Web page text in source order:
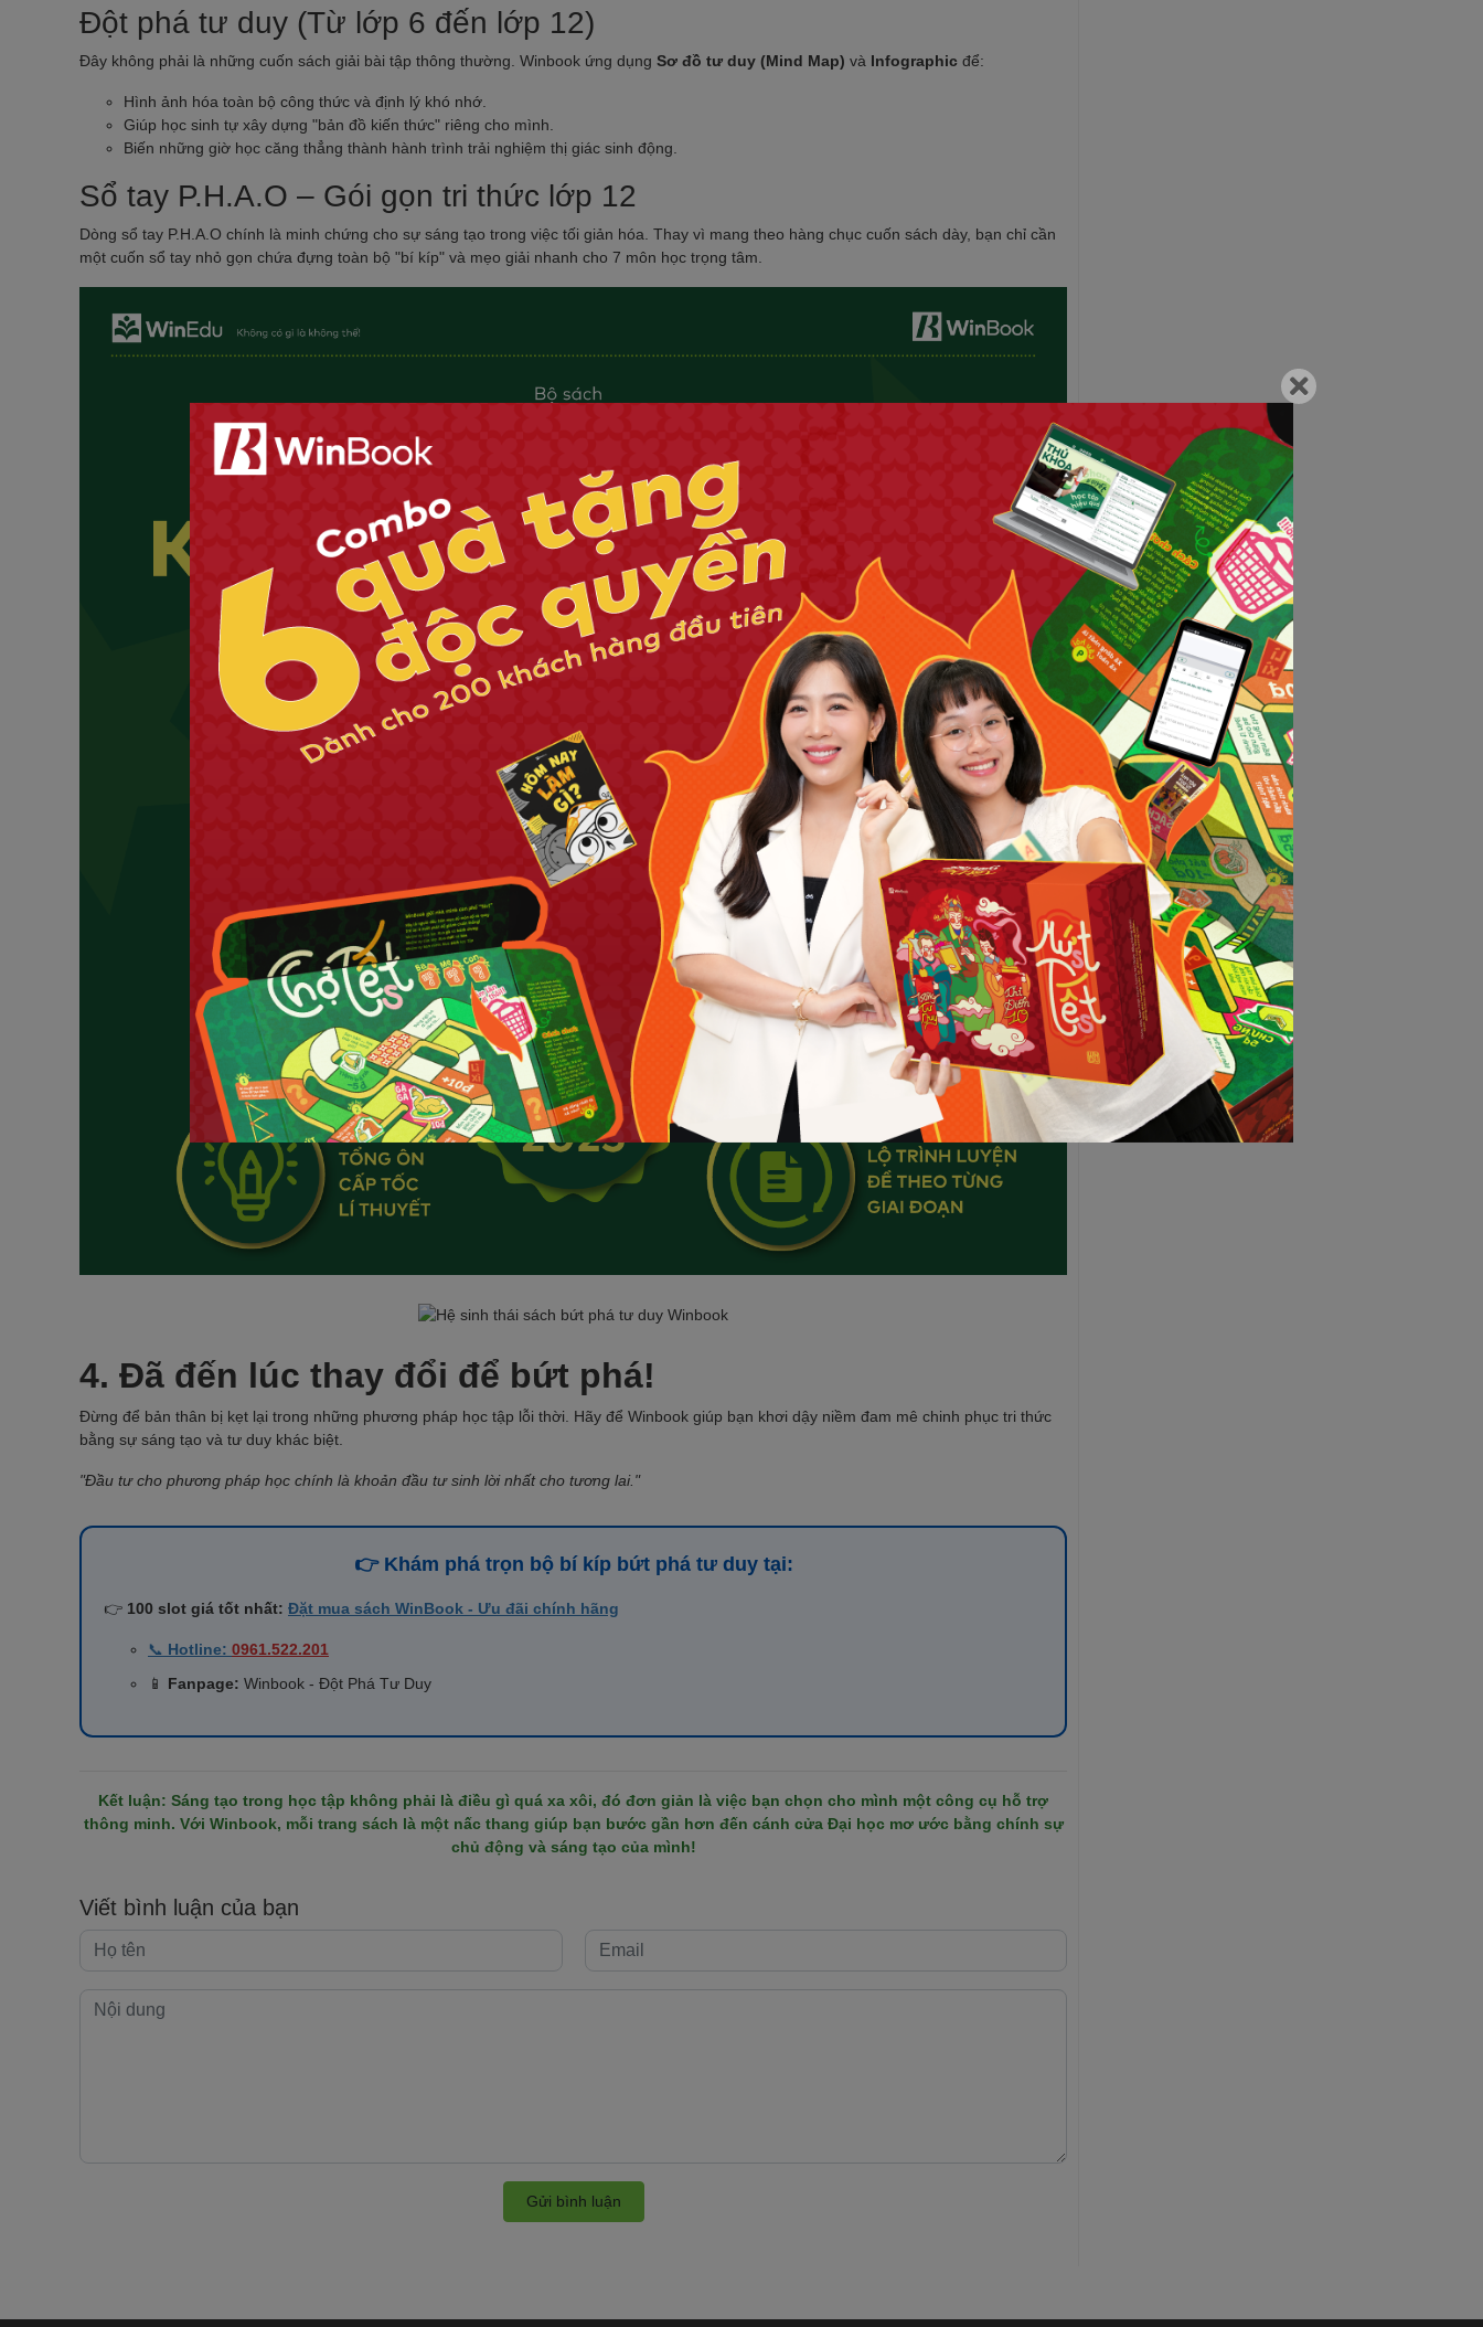
Đột phá tư duy (Từ lớp 6 đến lớp 12)
Đây không phải là những cuốn sách giải bài tập thông thường. Winbook ứng dụng Sơ đồ tư duy (Mind Map) và Infographic để:
Hình ảnh hóa toàn bộ công thức và định lý khó nhớ.
Giúp học sinh tự xây dựng "bản đồ kiến thức" riêng cho mình.
Biến những giờ học căng thẳng thành hành trình trải nghiệm thị giác sinh động.
Sổ tay P.H.A.O – Gói gọn tri thức lớp 12
Dòng sổ tay P.H.A.O chính là minh chứng cho sự sáng tạo trong việc tối giản hóa. Thay vì mang theo hàng chục cuốn sách dày, bạn chỉ cần
một cuốn sổ tay nhỏ gọn chứa đựng toàn bộ "bí kíp" và mẹo giải nhanh cho 7 môn học trọng tâm.
4. Đã đến lúc thay đổi để bứt phá!
Đừng để bản thân bị kẹt lại trong những phương pháp học tập lỗi thời. Hãy để Winbook giúp bạn khơi dậy niềm đam mê chinh phục tri thức
bằng sự sáng tạo và tư duy khác biệt.
"Đầu tư cho phương pháp học chính là khoản đầu tư sinh lời nhất cho tương lai."
👉 Khám phá trọn bộ bí kíp bứt phá tư duy tại:
👉 100 slot giá tốt nhất: Đặt mua sách WinBook - Ưu đãi chính hãng
📞 Hotline: 0961.522.201
📱 Fanpage: Winbook - Đột Phá Tư Duy
Kết luận: Sáng tạo trong học tập không phải là điều gì quá xa xôi, đó đơn giản là việc bạn chọn cho mình một công cụ hỗ trợ
thông minh. Với Winbook, mỗi trang sách là một nấc thang giúp bạn bước gần hơn đến cánh cửa Đại học mơ ước bằng chính sự
chủ động và sáng tạo của mình!
Viết bình luận của bạn
Gửi bình luận